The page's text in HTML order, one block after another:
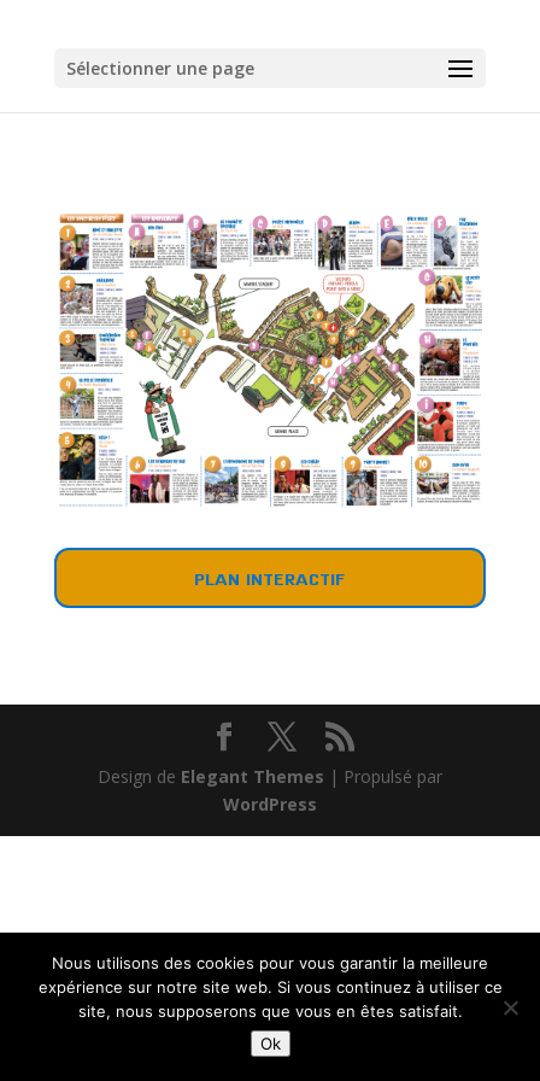
Sélectionner une page
PLAN INTERACTIF
Design de Elegant Themes | Propulsé par
WordPress
Nous utilisons des cookies pour vous garantir la meilleure
expérience sur notre site web. Si vous continuez à utiliser ce
site, nous supposerons que vous en êtes satisfait.
Ok